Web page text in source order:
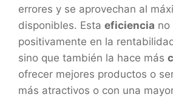
errores y se aprovechan al
disponibles. Esta eficiencia no
positivamente en la
sino que también la hace más
ofrecer mejores productos o
más atractivos o con una